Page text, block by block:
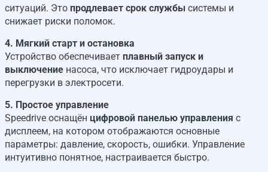
ситуаций. Это продлевает срок службы системы и
снижает риски поломок.
4. Мягкий старт и остановка
Устройство обеспечивает плавный запуск и
выключение насоса, что исключает гидроудары и
перегрузки в электросети.
5. Простое управление
Speedrive оснащён цифровой панелью управления с
дисплеем, на котором отображаются основные
параметры: давление, скорость, ошибки. Управление
интуитивно понятное, настраивается быстро.